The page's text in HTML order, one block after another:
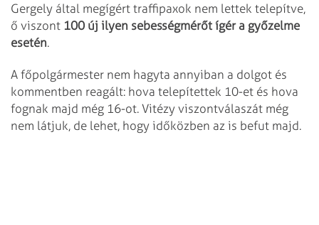
Gergely által megígért traffipaxok nem lettek telepítve,
ő viszont 100 új ilyen sebességmérőt ígér a győzelme
esetén.
A főpolgármester nem hagyta annyiban a dolgot és
kommentben reagált: hova telepítettek 10-et és hova
fognak majd még 16-ot. Vitézy viszontválaszát még
nem látjuk, de lehet, hogy időközben az is befut majd.